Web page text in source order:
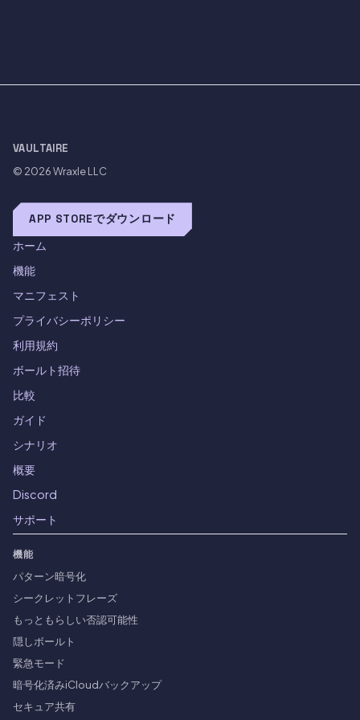
VAULTAIRE
© 2026Wraxle LLC
APP STOREでダウンロード
ホーム
機能
マニフェスト
プライバシーポリシー
利用規約
ボールト招待
比較
ガイド
シナリオ
概要
Discord
サポート
機能
パターン暗号化
シークレットフレーズ
もっともらしい否認可能性
隠しボールト
緊急モード
暗号化済みiCloudバックアップ
セキュア共有